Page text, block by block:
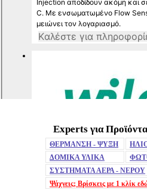
MuteExperts για
ΘΕΡΜΑΝΣΗ - ΨΥΞΗ
ΔΟΜΙΚΑ ΥΛΙΚΑ
ΣΥΣΤΗΜΑΤΑ ΑΕΡΑ - ΝΕΡΟΥ
Ψάχνεις; Βρίσκεις με 1 κλίκ